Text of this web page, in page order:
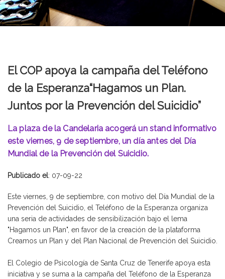
El COP apoya la campaña del Teléfono
de la Esperanza“Hagamos un Plan.
Juntos por la Prevención del Suicidio”
La plaza de la Candelaria acogerá un stand informativo
este viernes, 9 de septiembre, un día antes del Día
Mundial de la Prevención del Suicidio.
Publicado el: 07-09-22
Este viernes, 9 de septiembre, con motivo del Día Mundial de la
Prevención del Suicidio, el Teléfono de la Esperanza organiza
una seria de actividades de sensibilización bajo el lema
"Hagamos un Plan", en favor de la creación de la plataforma
Creamos un Plan y del Plan Nacional de Prevención del Suicidio.
El Colegio de Psicología de Santa Cruz de Tenerife apoya esta
iniciativa y se suma a la campaña del Teléfono de la Esperanza